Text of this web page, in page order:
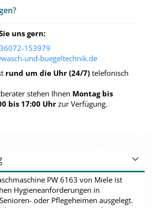
uns gern:
153979
und-buegeltechnik.de
rund um die Uhr (24/7) telefonisch
stehen Ihnen Montag bis
bis 17:00 Uhr zur Verfügung.
PW 6163 von Miele ist
Hygieneanforderungen in
oder Pflegeheimen ausgelegt.